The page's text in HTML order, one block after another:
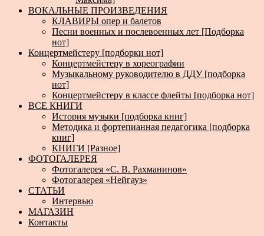
ВОКАЛЬНЫЕ ПРОИЗВЕДЕНИЯ
КЛАВИРЫ опер и балетов
Песни военных и послевоенных лет [Подборка
нот]
Концертмейстеру [подборки нот]
Концертмейстеру в хореографии
Музыкальному руководителю в ДДУ [подборка
нот]
Концертмейстеру в классе флейты [подборка нот]
ВСЕ КНИГИ
История музыки [подборка книг]
Методика и фортепианная педагогика [подборка
книг]
КНИГИ [Разное]
ФОТОГАЛЕРЕЯ
Фотогалерея «С. В. Рахманинов»
Фотогалерея «Нейгауз»
СТАТЬИ
Интервью
МАГАЗИН
Контакты